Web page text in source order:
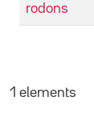
rodons
1 elements